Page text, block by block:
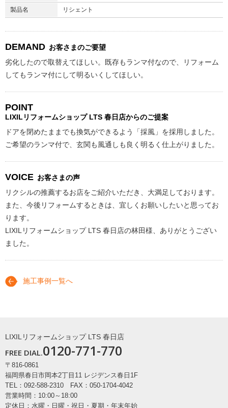
製品名 リシェント
DEMAND お客さまのご要望
劣化したので取替えてほしい。既存もランマ付なので、リフォーム
してもランマ付にして明るいくしてほしい。
POINT
LIXILリフォームショップ LTS 春日店からのご提案
ドアを閉めたままでも換気ができるよう「採風」を採用しました。
ご希望のランマ付で、玄関も風通しも良く明るく仕上がりました。
VOICE お客さまの声
リクシルの推薦するお店をご紹介いただき、大満足しております。
また、今後リフォームするときは、宜しくお願いしたいと思ってお
ります。
LIXILリフォームショップ LTS 春日店の林田様、ありがとうござい
ました。
施工事例一覧へ
LIXILリフォームショップ LTS 春日店
FREE DIAL.0120-771-770
〒816-0861
福岡県春日市岡本2丁目11 レジデンス春日1F
TEL：092-588-2310 FAX：050-1704-4042
営業時間：10:00～18:00
定休日：水曜・日曜・祝日・夏期・年末年始